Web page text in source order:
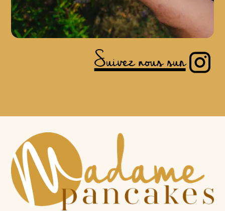
Suivez nous sur